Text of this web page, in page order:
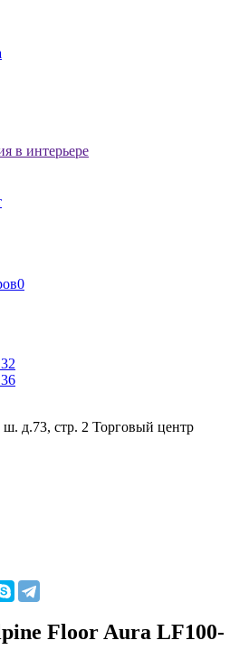
в интерьере
0
д.73, стр. 2 Торговый центр
Floor Aura LF100-